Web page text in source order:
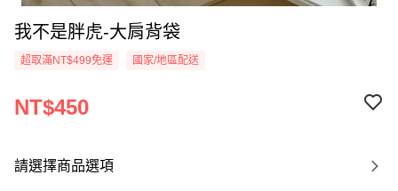
我不是胖虎-大肩背袋
超取滿NT$499免運 國家/地區配送
NT$450
請選擇商品選項